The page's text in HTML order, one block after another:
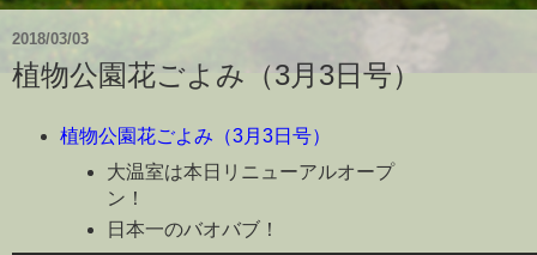
2018/03/03
植物公園花ごよみ（3月3日号）
植物公園花ごよみ（3月3日号）
大温室は本日リニューアルオープ
ン！
日本一のバオバブ！